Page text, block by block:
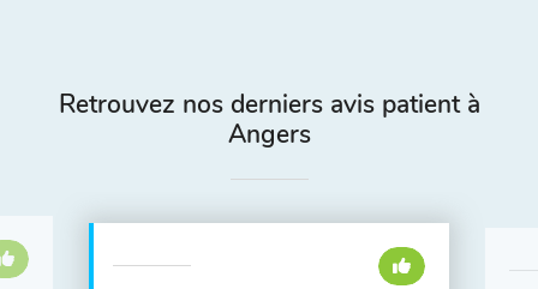
Retrouvez nos derniers avis patient à
Angers